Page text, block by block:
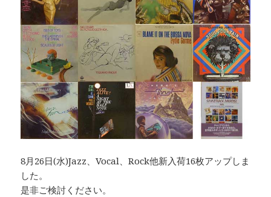
8月26日(水)Jazz、Vocal、Rock他新入荷16枚アップしま
した。
是非ご検討ください。